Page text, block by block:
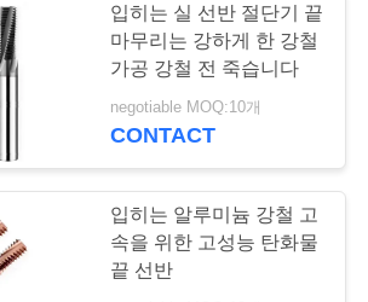
입히는 실 선반 절단기 끝
마무리는 강하게 한 강철
가공 강철 전 죽습니다
negotiable MOQ:10개
CONTACT
입히는 알루미늄 강철 고
속을 위한 고성능 탄화물
끝 선반